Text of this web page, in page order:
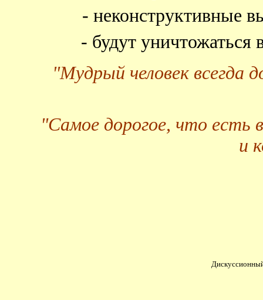
- неконструктивные
- будут
"Мудрый человек всегда
"Самое дорогое, что есть
и